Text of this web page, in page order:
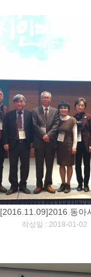
[2016.11.09]2016 동아
작성일 : 2018-01-02